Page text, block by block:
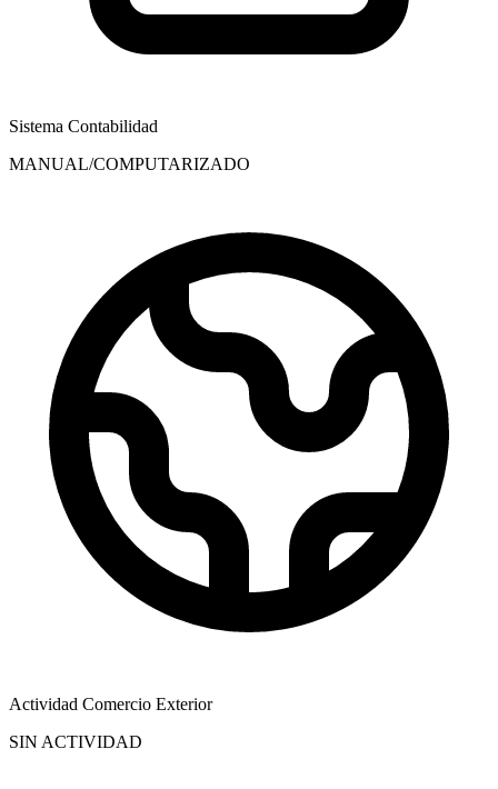
Sistema Contabilidad
MANUAL/COMPUTARIZADO
Actividad Comercio Exterior
SIN ACTIVIDAD